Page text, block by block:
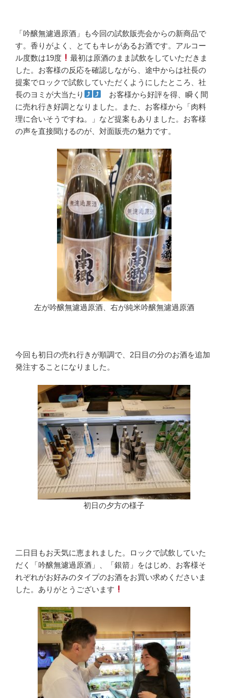
「吟醸無濾過原酒」も今回の試飲販売会からの新商品で
す。香りがよく、とてもキレがあるお酒です。アルコー
ル度数は19度
最初は原酒のまま試飲をしていただきま
した。お客様の反応を確認しながら、途中からは社長の
提案でロックで試飲していただくようにしたところ、社
長のヨミが大当たり
お客様から好評を得、瞬く間
に売れ行き好調となりました。また、お客様から「肉料
理に合いそうですね。」など提案もありました。お客様
の声を直接聞けるのが、対面販売の魅力です。
左が吟醸無濾過原酒、右が純米吟醸無濾過原酒
今回も初日の売れ行きが順調で、2日目の分のお酒を追加
発注することになりました。
初日の夕方の様子
二日目もお天気に恵まれました。ロックで試飲していた
だく「吟醸無濾過原酒」、「銀箭」をはじめ、お客様そ
れぞれがお好みのタイプのお酒をお買い求めくださいま
した。ありがとうございます